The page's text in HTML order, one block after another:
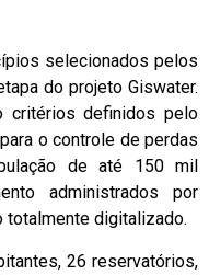
selecionados pelos
do projeto Giswater.
critérios definidos pelo
o controle de perdas
de até 150 mil
administrados por
totalmente digitalizado.
26 reservatórios,